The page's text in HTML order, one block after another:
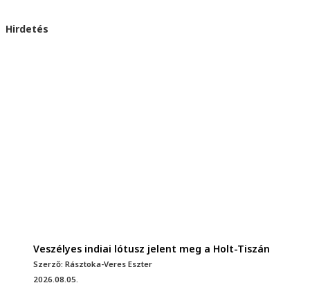
Hirdetés
Veszélyes indiai lótusz jelent meg a Holt-Tiszán
Szerző: Rásztoka-Veres Eszter
2026.08.05.